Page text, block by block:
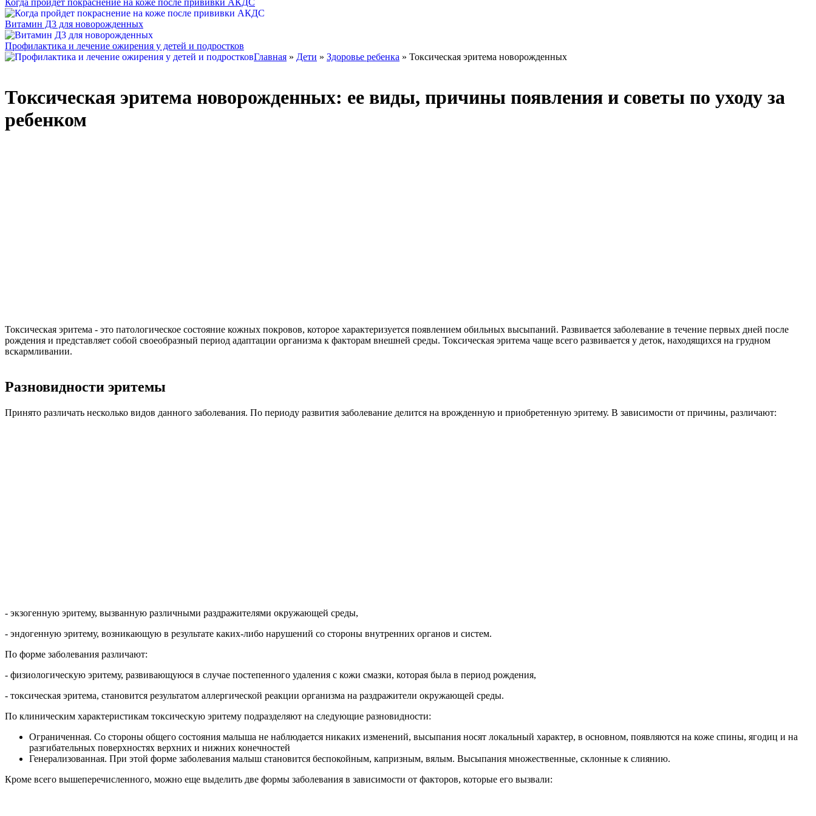
Когда пройдет покраснение на коже после прививки АКДС
Витамин Д3 для новорожденных
Профилактика и лечение ожирения у детей и подростков
Главная » Дети » Здоровье ребенка » Токсическая эритема новорожденных
Токсическая эритема новорожденных: ее виды, причины появления и советы по уходу за
ребенком
Токсическая эритема - это патологическое состояние кожных покровов, которое характеризуется появлением обильных высыпаний. Развивается заболевание в течение первых дней после
рождения и представляет собой своеобразный период адаптации организма к факторам внешней среды. Токсическая эритема чаще всего развивается у деток, находящихся на грудном
вскармливании.
Разновидности эритемы
Принято различать несколько видов данного заболевания. По периоду развития заболевание делится на врожденную и приобретенную эритему. В зависимости от причины, различают:
- экзогенную эритему, вызванную различными раздражителями окружающей среды,
- эндогенную эритему, возникающую в результате каких-либо нарушений со стороны внутренних органов и систем.
По форме заболевания различают:
- физиологическую эритему, развивающуюся в случае постепенного удаления с кожи смазки, которая была в период рождения,
- токсическая эритема, становится результатом аллергической реакции организма на раздражители окружающей среды.
По клиническим характеристикам токсическую эритему подразделяют на следующие разновидности:
Ограниченная. Со стороны общего состояния малыша не наблюдается никаких изменений, высыпания носят локальный характер, в основном, появляются на коже спины, ягодиц и на
разгибательных поверхностях верхних и нижних конечностей
Генерализованная. При этой форме заболевания малыш становится беспокойным, капризным, вялым. Высыпания множественные, склонные к слиянию.
Кроме всего вышеперечисленного, можно еще выделить две формы заболевания в зависимости от факторов, которые его вызвали: